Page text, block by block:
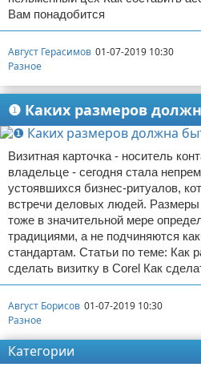
Вам понадобится
Август Герасимов 01-07-2019 10:30
Разное
❶ Каких размеров
Визитная карточка - носитель
владельце - сегодня стала
устоявшихся бизнес-ритуалов,
встречи деловых людей.
тоже в значительной мере
традициями, а не подчиняются
стандартам. Статьи по теме: Как
сделать визитку в Corel Как
Август Борисов 01-07-2019 10:30
Разное
Категории